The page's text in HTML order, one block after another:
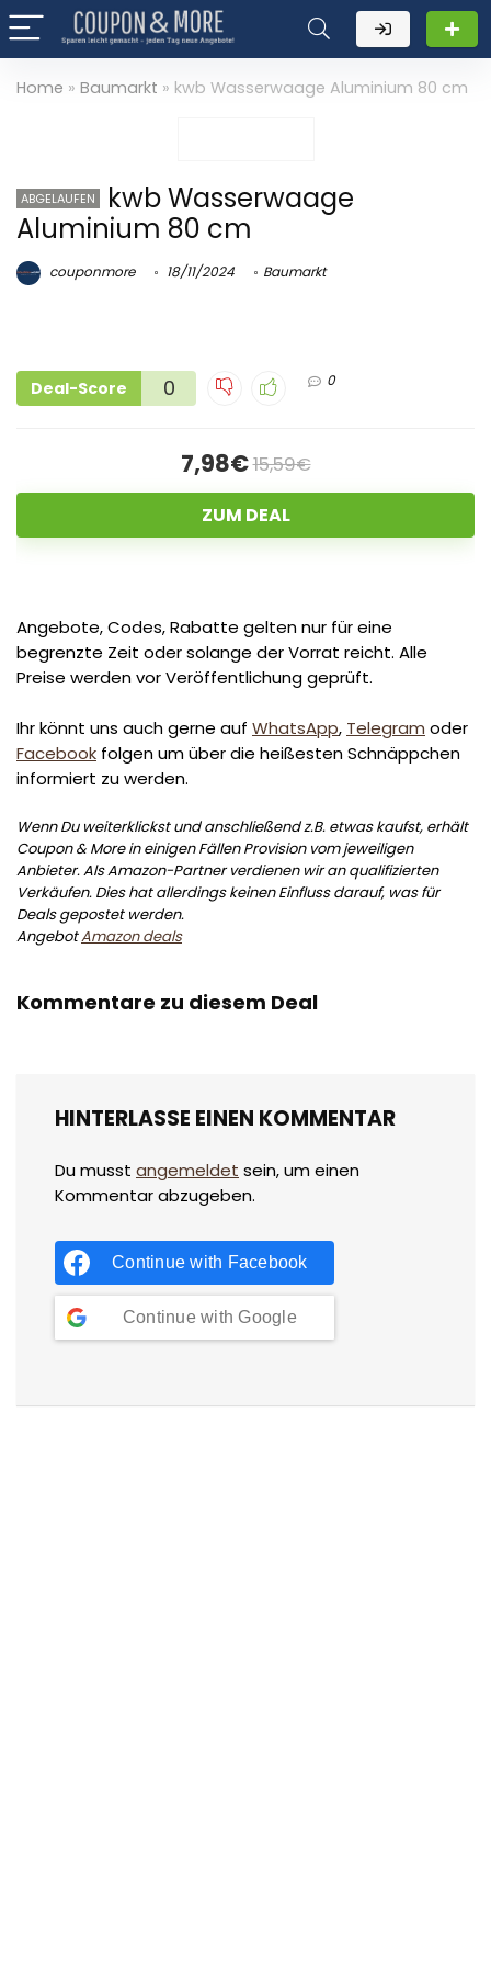
Home » Baumarkt » kwb Wasserwaage Aluminium 80 cm
ABGELAUFEN
kwb Wasserwaage
Aluminium 80 cm
couponmore 18/11/2024 Baumarkt
Deal-Score 0 0
7,98€15,59€
ZUM DEAL
Angebote, Codes, Rabatte gelten nur für eine
begrenzte Zeit oder solange der Vorrat reicht. Alle
Preise werden vor Veröffentlichung geprüft.
Ihr könnt uns auch gerne auf WhatsApp, Telegram oder
Facebook folgen um über die heißesten Schnäppchen
informiert zu werden.
Wenn Du weiterklickst und anschließend z.B. etwas kaufst, erhält
Coupon & More in einigen Fällen Provision vom jeweiligen
Anbieter. Als Amazon-Partner verdienen wir an qualifizierten
Verkäufen. Dies hat allerdings keinen Einfluss darauf, was für
Deals gepostet werden.
AngebotAmazon deals
Kommentare zu diesem Deal
HINTERLASSE EINEN KOMMENTAR
Du musst angemeldet sein, um einen
Kommentar abzugeben.
Continue with Facebook
Continue with Google